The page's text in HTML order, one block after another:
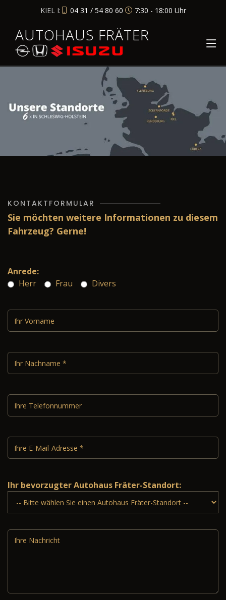
KIEL I: 04 31 / 54 80 60 7:30 - 18:00 Uhr
AUTOHAUS FRÄTER
KONTAKTFORMULAR
Sie möchten weitere Informationen zu diesem
Fahrzeug? Gerne!
Anrede:
Herr
Frau Divers
Ihr bevorzugter Autohaus Fräter-Standort: